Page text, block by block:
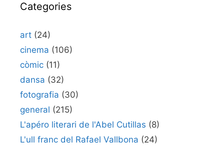
Categories
art (24)
cinema (106)
còmic (11)
dansa (32)
fotografia (30)
general (215)
L'apéro literari de l'Abel Cutillas (8)
L'ull franc del Rafael Vallbona (24)